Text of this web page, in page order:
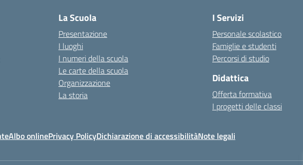
La Scuola
Presentazione
I luoghi
I numeri della scuola
Le carte della scuola
Organizzazione
La storia
I Servizi
Personale scolastico
Famiglie e studenti
Percorsi di studio
Didattica
Offerta formativa
I progetti delle classi
Albo onlinePrivacy PolicyDichiarazione di accessibilitàNote legali